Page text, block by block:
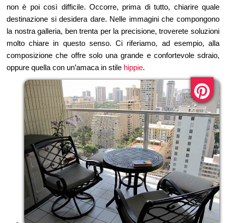
non è poi così difficile. Occorre, prima di tutto, chiarire quale
destinazione si desidera dare. Nelle immagini che compongono
la nostra galleria, ben trenta per la precisione, troverete soluzioni
molto chiare in questo senso. Ci riferiamo, ad esempio, alla
composizione che offre solo una grande e confortevole sdraio,
oppure quella con un’amaca in stile hippie.